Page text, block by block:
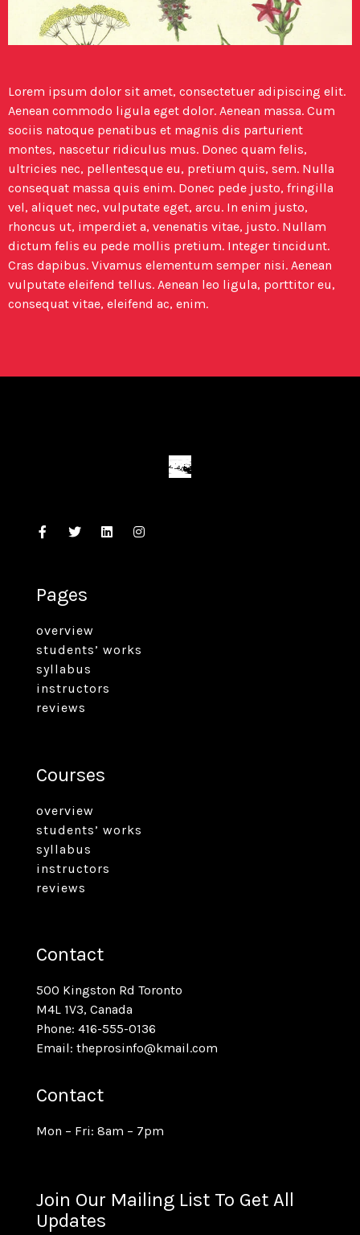
Lorem ipsum dolor sit amet, consectetuer adipiscing elit.
Aenean commodo ligula eget dolor. Aenean massa. Cum
sociis natoque penatibus et magnis dis parturient
montes, nascetur ridiculus mus. Donec quam felis,
ultricies nec, pellentesque eu, pretium quis, sem. Nulla
consequat massa quis enim. Donec pede justo, fringilla
vel, aliquet nec, vulputate eget, arcu. In enim justo,
rhoncus ut, imperdiet a, venenatis vitae, justo. Nullam
dictum felis eu pede mollis pretium. Integer tincidunt.
Cras dapibus. Vivamus elementum semper nisi. Aenean
vulputate eleifend tellus. Aenean leo ligula, porttitor eu,
consequat vitae, eleifend ac, enim.
Pages
overview
students’ works
syllabus
instructors
reviews
Courses
overview
students’ works
syllabus
instructors
reviews
Contact
500 Kingston Rd Toronto
M4L 1V3, Canada
Phone: 416-555-0136
Email: theprosinfo@kmail.com
Contact
Mon – Fri: 8am – 7pm
Join Our Mailing List To Get All
Updates